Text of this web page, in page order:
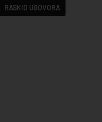
RASKID UGOVORA